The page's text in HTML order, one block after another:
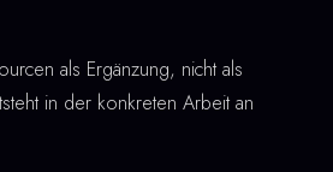
als Ergänzung, nicht als
in der konkreten Arbeit an